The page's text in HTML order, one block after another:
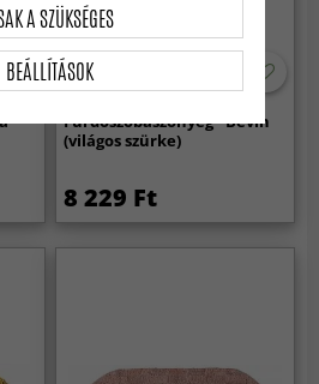
Fürdőszobaszőnyeg - Bevin
(világos szürke)
8 229 Ft
BEÁLLÍTÁSOK
A SZÜKSÉGES